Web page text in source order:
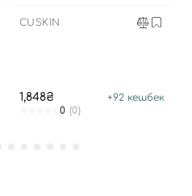
CUSKIN
1,848₴ +92 кешбек
0 (0)